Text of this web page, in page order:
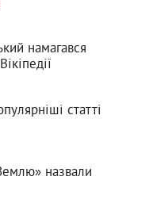
намагався
статті
назвали